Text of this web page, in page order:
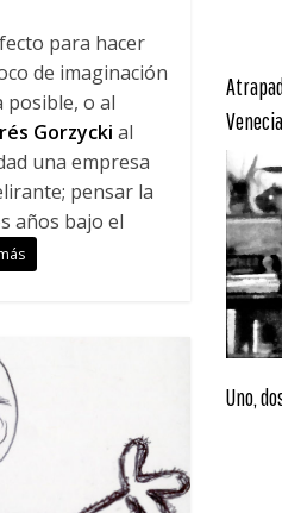
para hacer
de imaginación
o al
Gorzycki al
una empresa
pensar la
años bajo el
Venecia
Uno,